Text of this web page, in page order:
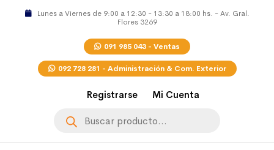
Lunes a Viernes de 9:00 a 12:30 - 13:30 a 18:00 hs. - Av. Gral.
Flores 3269
091 985 043 - Ventas
092 728 281 - Administración & Com. Exterior
Registrarse Mi Cuenta